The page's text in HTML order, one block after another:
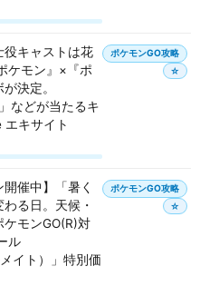
役キャストは花
ケモン』×『ポ
決定。
などが当たるキ
キサイト
ポケモンGO攻略
☆
開催中】「暑く
る日。天候・
モンGO(R)対
ル
イト）」特別価
ポケモンGO攻略
☆